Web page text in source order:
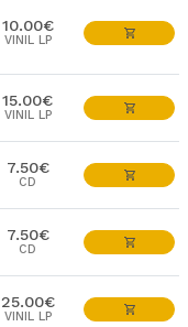
10.00€
VINIL LP
15.00€
VINIL LP
7.50€
CD
7.50€
CD
25.00€
VINIL LP